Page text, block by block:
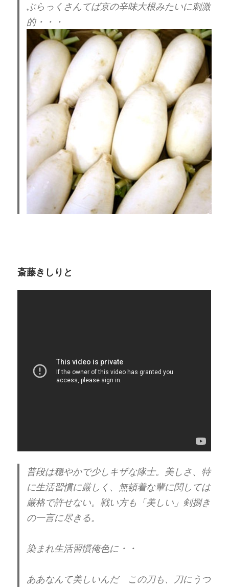
ぶらっくさんてば京の辛味大根みたいに刺激
的・・・
斎藤きしりと
普段は穏やかで少しキザな隊士。美しさ、特
に生活習慣に厳しく、無頓着な輩に関しては
厳格で許せない。戦い方も「美しい」剣捌き
の一言に尽きる。
染まれ生活習慣俺色に・・
ああなんて美しいんだ この刀も、刀にうつ